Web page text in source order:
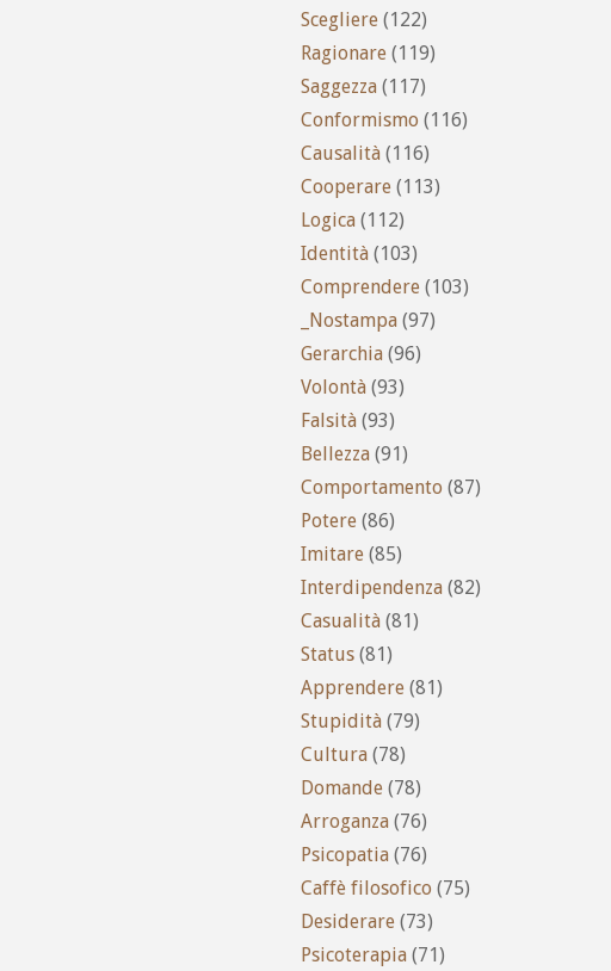
Scegliere (122)
Ragionare (119)
Saggezza (117)
Conformismo (116)
Causalità (116)
Cooperare (113)
Logica (112)
Identità (103)
Comprendere (103)
_Nostampa (97)
Gerarchia (96)
Volontà (93)
Falsità (93)
Bellezza (91)
Comportamento (87)
Potere (86)
Imitare (85)
Interdipendenza (82)
Casualità (81)
Status (81)
Apprendere (81)
Stupidità (79)
Cultura (78)
Domande (78)
Arroganza (76)
Psicopatia (76)
Caffè filosofico (75)
Desiderare (73)
Psicoterapia (71)